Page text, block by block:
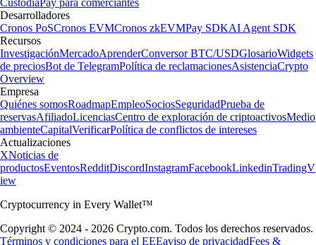
Custodia Pay para comerciantes
Desarrolladores
Cronos PoSCronos EVMCronos zkEVMPay SDKAI Agent SDK
Recursos
InvestigaciónMercadoAprenderConversor BTC/USDGlosarioWidgets
de preciosBot de TelegramPolítica de reclamacionesAsistenciaCrypto
Overview
Empresa
Quiénes somosRoadmapEmpleoSociosSeguridadPrueba de
reservasAfiliadoLicenciasCentro de exploración de criptoactivosMedio
ambienteCapitalVerificarPolítica de conflictos de intereses
Actualizaciones
XNoticias de
productosEventosRedditDiscordInstagramFacebookLinkedinTradingV
iew
Cryptocurrency in Every Wallet™
Copyright © 2024 - 2026 Crypto.com. Todos los derechos reservados.
Términos y condiciones para el EEEaviso de privacidadFees &